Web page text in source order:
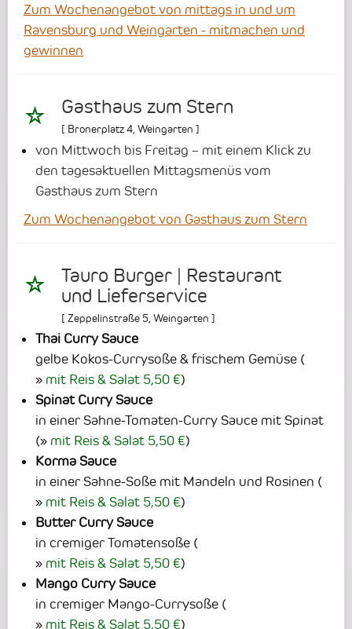
Zum Wochenangebot von mittags in und um
Ravensburg und Weingarten - mitmachen und
gewinnen
Gasthaus zum Stern
[ Bronerplatz 4 Weingarten ]
von Mittwoch bis Freitag – mit einem Klick zu
den tagesaktuellen Mittagsmenüs vom
Gasthaus zum Stern
Zum Wochenangebot von Gasthaus zum Stern
Tauro Burger | Restaurant
und Lieferservice
[ Zeppelinstraße 5 Weingarten ]
Thai Curry Sauce
gelbe Kokos-Currysoße & frischem Gemüse (
mit Reis & Salat 5,50 €)
Spinat Curry Sauce
in einer Sahne-Tomaten-Curry Sauce mit Spinat
(
mit Reis & Salat 5,50 €)
Korma Sauce
in einer Sahne-Soße mit Mandeln und Rosinen (
mit Reis & Salat 5,50 €)
Butter Curry Sauce
in cremiger Tomatensoße (
mit Reis & Salat 5,50 €)
Mango Curry Sauce
in cremiger Mango-Currysoße (
mit Reis & Salat 5,50 €)